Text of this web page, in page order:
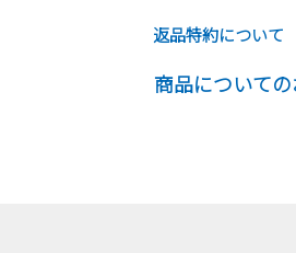
返品特約について
商品について